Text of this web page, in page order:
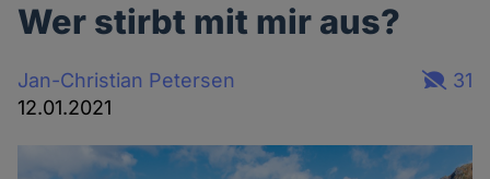
Wer stirbt mit mir aus?
Jan-Christian Petersen
12.01.2021
31